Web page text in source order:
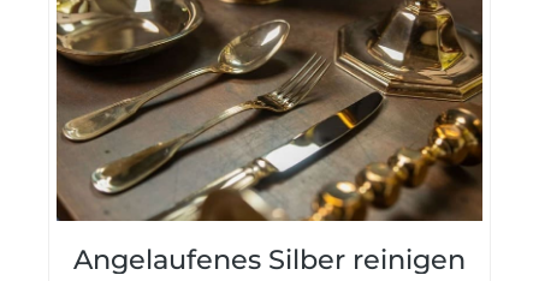
Angelaufenes Silber reinigen